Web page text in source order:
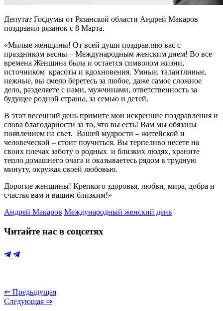
Депутат Госдумы от Рязанской области Андрей Макаров
поздравил рязанок с 8 Марта.
«Милые женщины! От всей души поздравляю вас с
праздником весны – Международным женским днем! Во все
времена Женщина была и остается символом жизни,
источником красоты и вдохновения. Умные, талантливые,
нежные, вы смело беретесь за любое, даже самое сложное
дело, разделяете с нами, мужчинами, ответственность за
будущее родной страны, за семью и детей.
В этот весенний день примите мои искренние поздравления и
слова благодарности за то, что вы есть! Вам мы обязаны
появлением на свет. Вашей мудрости – житейской и
человеческой – стоит поучиться. Вы терпеливо несете на
своих плечах заботу о родных и близких людях, храните
тепло домашнего очага и оказываетесь рядом в трудную
минуту, окружая своей любовью.
Дорогие женщины! Крепкого здоровья, любви, мира, добра и
счастья вам и вашим близким!»
Андрей Макаров Международный женский день
Читайте нас в соцсетях
⇐ Предыдущая
Следующая ⇒